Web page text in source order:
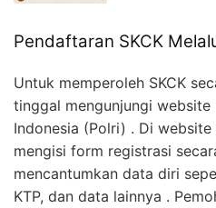
Pendaftaran SKCK
Untuk memperoleh SKCK
tinggal mengunjungi website
Indonesia (Polri) . Di
mengisi form registrasi
mencantumkan data diri
KTP, dan data lainnya .